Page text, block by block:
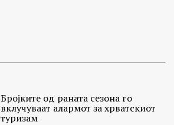
Бројките од раната сезона го
вклучуваат алармот за хрватскиот
туризам